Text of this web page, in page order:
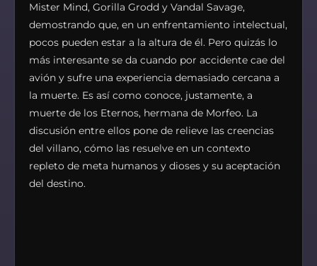
Mister Mind, Gorilla Grodd y Vandal Savage,
demostrando que, en un enfrentamiento intelectual,
pocos pueden estar a la altura de él. Pero quizás lo
más interesante se da cuando por accidente cae del
avión y sufre una experiencia demasiado cercana a
la muerte. Es así como conoce, justamente, a
muerte de los Eternos, hermana de Morfeo. La
discusión entre ellos pone de relieve las creencias
del villano, cómo las resuelve en un contexto
repleto de meta humanos y dioses y su aceptación
del destino.